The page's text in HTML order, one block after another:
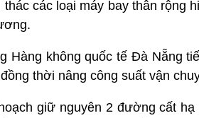
các loại máy bay thân rộng
Hàng không quốc tế Đà Nẵng
thời nâng công suất vận
giữ nguyên 2 đường cất